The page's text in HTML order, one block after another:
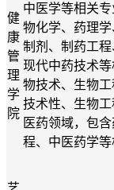
健
康
管
理
学
院
中医学等相关专
物化学、药理
制剂、制药工程
现代中药技术等
物技术、生物工
技术性、生物
医药领域， 包含
程、中医药学等